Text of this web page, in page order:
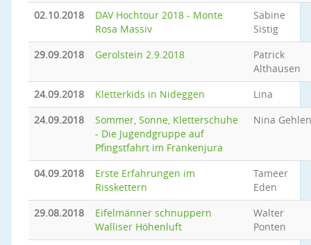
02.10.2018
DAV Hochtour 2018 - Monte
Rosa Massiv
Sabine
Sistig
29.09.2018
Gerolstein 2.9.2018
Patrick
Althausen
24.09.2018
Kletterkids in Nideggen
Lina
24.09.2018
Sommer, Sonne, Kletterschuhe
- Die Jugendgruppe auf
Pfingstfahrt im Frankenjura
Nina Gehlen
04.09.2018
Erste Erfahrungen im
Risskettern
Tameer
Eden
29.08.2018
Eifelmänner schnuppern
Walliser Höhenluft
Walter
Ponten